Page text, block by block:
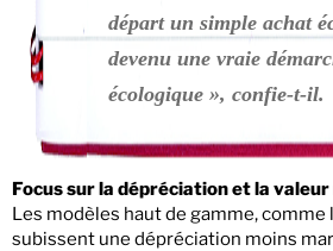
départ un simple achat
devenu une vraie
écologique », confie-t-il.
Focus sur la dépréciation et la
Les modèles haut de gamme, comme
subissent une dépréciation moins